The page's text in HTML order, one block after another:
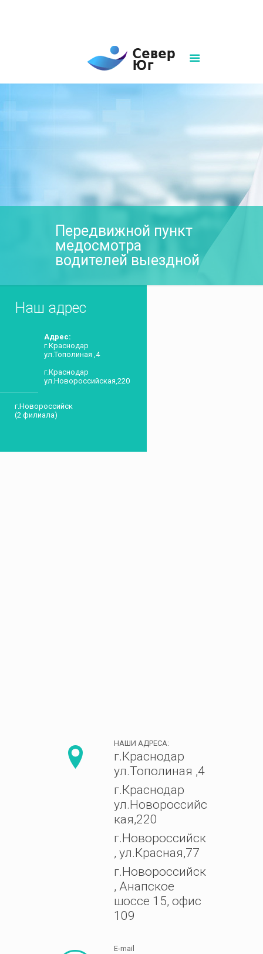
Передвижной пункт
медосмотра
водителей выездной
Наш адрес
Адрес:
г.Краснодар
ул.Тополиная ,4
г.Краснодар
ул.Новороссийская,220
г.Новороссийск
(2 филиала)
НАШИ АДРЕСА:
г.Краснодар
ул.Тополиная ,4
г.Краснодар
ул.Новороссийс
кая,220
г.Новороссийск
, ул.Красная,77
г.Новороссийск
, Анапское
шоссе 15, офис
109
E-mail